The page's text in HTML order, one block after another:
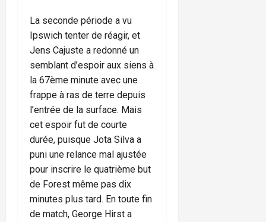
La seconde période a vu
Ipswich tenter de réagir, et
Jens Cajuste a redonné un
semblant d’espoir aux siens à
la 67ème minute avec une
frappe à ras de terre depuis
l’entrée de la surface. Mais
cet espoir fut de courte
durée, puisque Jota Silva a
puni une relance mal ajustée
pour inscrire le quatrième but
de Forest même pas dix
minutes plus tard. En toute fin
de match, George Hirst a